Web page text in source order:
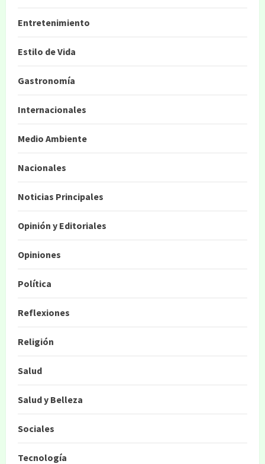
Entretenimiento
Estilo de Vida
Gastronomía
Internacionales
Medio Ambiente
Nacionales
Noticias Principales
Opinión y Editoriales
Opiniones
Política
Reflexiones
Religión
Salud
Salud y Belleza
Sociales
Tecnología